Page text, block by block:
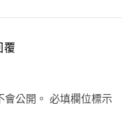
覆
公開。 必填欄位標示